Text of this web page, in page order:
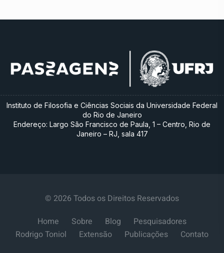
Instituto de Filosofia e Ciências Sociais da Universidade Federal
do Rio de Janeiro
Endereço: Largo São Francisco de Paula, 1 – Centro, Rio de
Janeiro – RJ, sala 417
© 2026 Todos os Direitos Reservados
Home
Sobre Blog
Pesquisadores
Rodrigo Toniol
Extensão Publicações Contato